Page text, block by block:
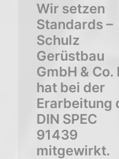
Wir setzen
Standards –
Schulz
Gerüstbau
GmbH & Co.
hat bei der
Erarbeitung
DIN SPEC
91439
mitgewirkt.